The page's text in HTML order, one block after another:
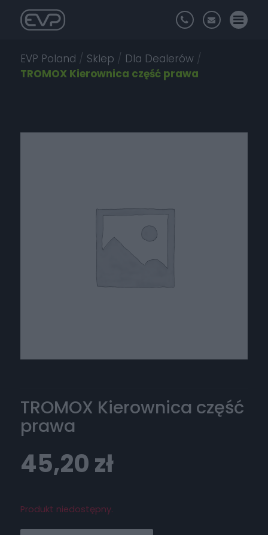
EVP Poland / Sklep / Dla Dealerów /
TROMOX Kierownica część prawa
TROMOX Kierownica część
prawa
45,20zł
Produkt niedostępny.